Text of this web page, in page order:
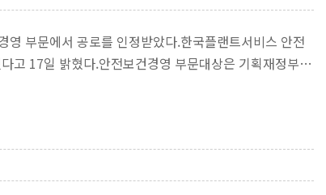
영 부문에서 공로를 인정받았다.한국플랜트서비스 안전
고 17일 밝혔다.안전보건경영 부문대상은 기획재정부